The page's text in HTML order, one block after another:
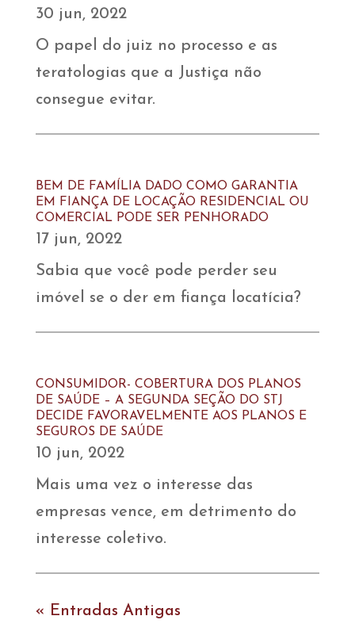
30 jun, 2022
O papel do juiz no processo e as
teratologias que a Justiça não
consegue evitar.
BEM DE FAMÍLIA DADO COMO GARANTIA
EM FIANÇA DE LOCAÇÃO RESIDENCIAL OU
COMERCIAL PODE SER PENHORADO
17 jun, 2022
Sabia que você pode perder seu
imóvel se o der em fiança locatícia?
CONSUMIDOR- COBERTURA DOS PLANOS
DE SAÚDE – A SEGUNDA SEÇÃO DO STJ
DECIDE FAVORAVELMENTE AOS PLANOS E
SEGUROS DE SAÚDE
10 jun, 2022
Mais uma vez o interesse das
empresas vence, em detrimento do
interesse coletivo.
« Entradas Antigas